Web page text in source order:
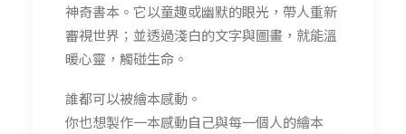
神奇書本。它以童趣或幽默的眼光，帶人重新
審視世界；並透過淺白的文字與圖畫，就能溫
暖心靈，觸碰生命。
誰都可以被繪本感動。
你也想製作一本感動自己與每一個人的繪本